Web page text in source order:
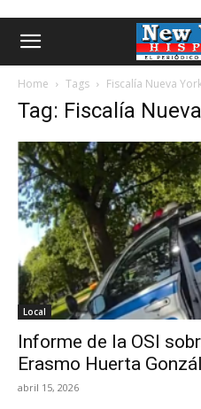
Home Tags Fiscalía Nueva
Tag: Fiscalía
Local
Informe de la OSI
Erasmo Huerta
abril 15, 2026